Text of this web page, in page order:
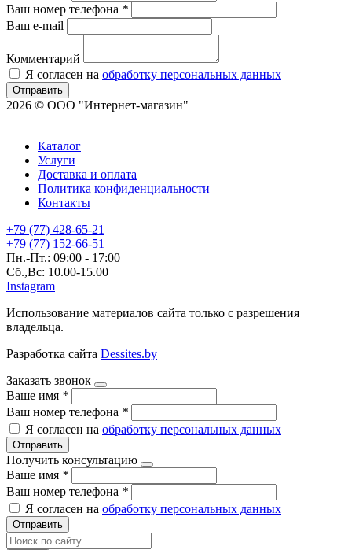
Ваш номер телефона *
Ваш e-mail
Комментарий
Я согласен на обработку персональных данных
Отправить
2026 © ООО "Интернет-магазин"
Каталог
Услуги
Доставка и оплата
Политика конфиденциальности
Контакты
+79 (77) 428-65-21
+79 (77) 152-66-51
Пн.-Пт.: 09:00 - 17:00
Сб.,Вс: 10.00-15.00
Instagram
Использование материалов сайта только с разрешения
владельца.
Разработка сайта Dessites.by
Заказать звонок
Ваше имя *
Ваш номер телефона *
Я согласен на обработку персональных данных
Отправить
Получить консультацию
Ваше имя *
Ваш номер телефона *
Я согласен на обработку персональных данных
Отправить